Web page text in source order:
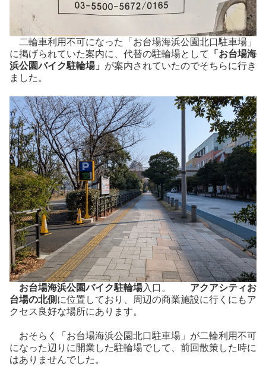
二輪車利用不可になった「お台場海浜公園北口駐車場」
に掲げられていた案内に、代替の駐輪場として
「お台場海
浜公園バイク駐輪場」 が案内されていたのでそちらに行き
ました。
お台場海浜公園バイク駐輪場入口。 アクアシティお
台場の北側 に位置しており、周辺の商業施設に行くにもア
クセス良好な場所にあります。
おそらく「お台場海浜公園北口駐車場」が二輪利用不可
になった辺りに開業した駐輪場でして、前回散策した時に
はありませんでした。